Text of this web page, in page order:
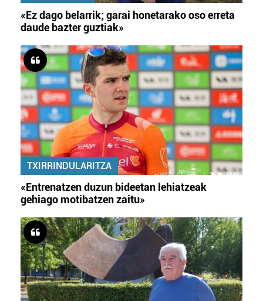
«Ez dago belarrik; garai honetarako oso erreta
daude bazter guztiak»
TXIRRINDULARITZA
«Entrenatzen duzun bideetan lehiatzeak
gehiago motibatzen zaitu»